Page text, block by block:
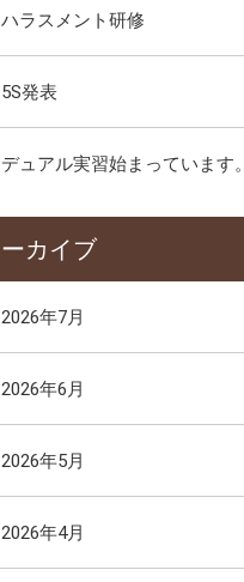
ハラスメント研修
5S発表
デュアル実習始まっています。
2026年7月
2026年6月
2026年5月
2026年4月